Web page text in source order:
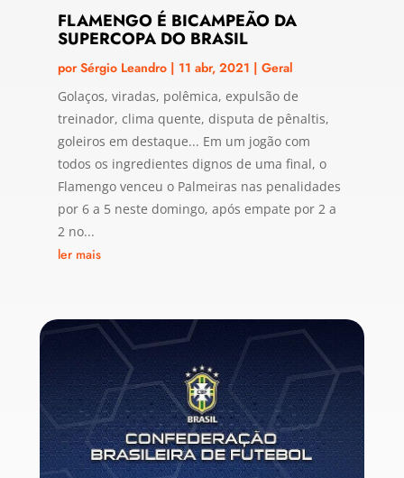
FLAMENGO É BICAMPEÃO DA
SUPERCOPA DO BRASIL
porSérgio Leandro| 11 abr, 2021 | Geral
Golaços, viradas, polêmica, expulsão de
treinador, clima quente, disputa de pênaltis,
goleiros em destaque... Em um jogão com
todos os ingredientes dignos de uma final, o
Flamengo venceu o Palmeiras nas penalidades
por 6 a 5 neste domingo, após empate por 2 a
2 no...
ler mais